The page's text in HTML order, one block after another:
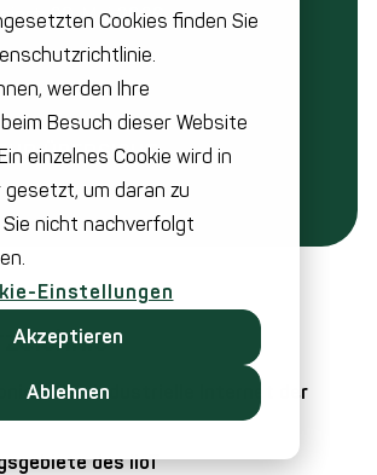
Cookies finden Sie
werden Ihre
Besuch dieser Website
einzelnes Cookie wird in
um daran zu
nicht nachverfolgt
Einstellungen
Akzeptieren
Ablehnen
20. Mai 2026
ÜBERSICHT
das industrielle Internet der
des IIoT